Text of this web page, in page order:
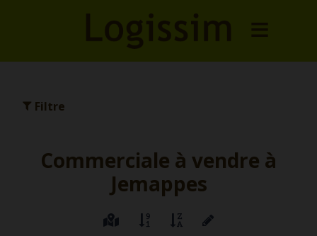
Filtre
Commerciale à vendre à
Jemappes